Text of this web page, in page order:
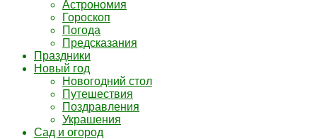
Астрономия
Гороскоп
Погода
Предсказания
Праздники
Новый год
Новогодний стол
Путешествия
Поздравления
Украшения
Сад и огород